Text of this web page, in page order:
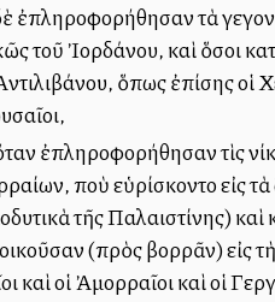
ἐπληροφορήθησαν τὰ
τοῦ Ἰορδάνου, καὶ ὅσοι
ὅπως ἐπίσης οἱ
ἐπληροφορήθησαν τὶς
ποὺ εὑρίσκοντο εἰς τὰ
τῆς Παλαιστίνης)
(πρὸς βορρᾶν) εἰς
καὶ οἱ Ἀμορραῖοι καὶ οἱ